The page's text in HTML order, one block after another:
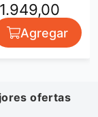
Agregar
ofertas